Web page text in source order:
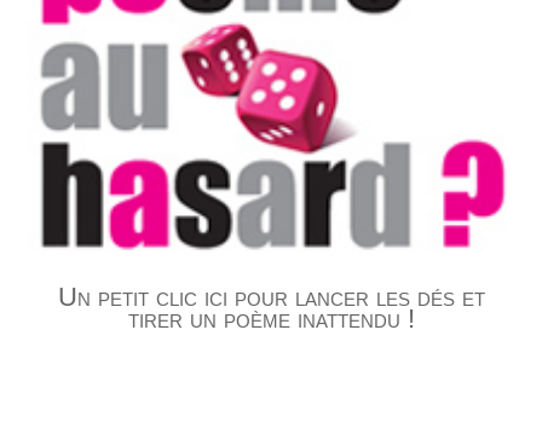
Un petit clic ici pour lancer les dés et
tirer un poème inattendu !